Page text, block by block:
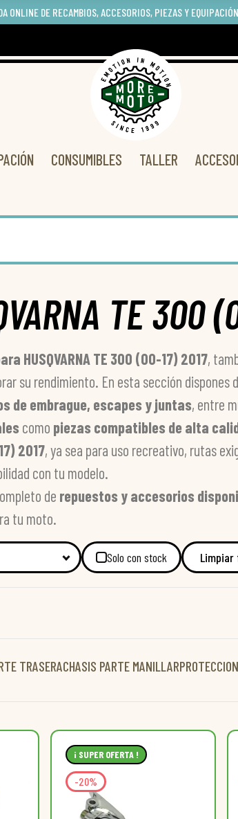
ONLINE DE RECAMBIOS, ACCESORIOS, PIEZAS Y
CONSUMIBLES TALLER
TE 300
HUSQVARNA TE 300 (00-17) 2017,
su rendimiento. En esta sección dispones
de embrague, escapes y juntas, entre
como piezas compatibles de alta
2017, ya sea para uso recreativo, rutas
con tu modelo.
de repuestos y accesorios
tu moto.
Solo con stock
TRASERACHASIS PARTE MANILLAR
¡ SUPER OFERTA !
-20%